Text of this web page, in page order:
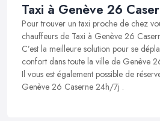
Taxi à Genève 26
Pour trouver un taxi proche de chez
chauffeurs de Taxi à Genève 26
C’est la meilleure solution pour se
confort dans toute la ville de Genève
Il vous est également possible de
Genève 26 Caserne 24h/7j .